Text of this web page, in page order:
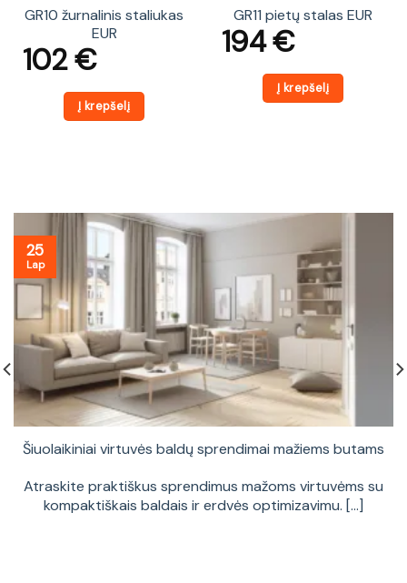
GR10 žurnalinis staliukas
EUR
102€
Į krepšelį
GR11 pietų stalas EUR
194€
Į krepšelį
Šiuolaikiniai virtuvės baldų sprendimai mažiems butams
Atraskite praktiškus sprendimus mažoms virtuvėms su
kompaktiškais baldais ir erdvės optimizavimu. [...]
25
Lap